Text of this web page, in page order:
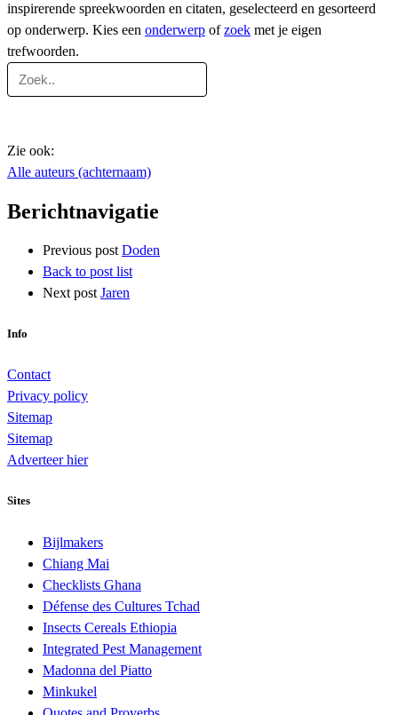
inspirerende spreekwoorden en citaten, geselecteerd en gesorteerd
op onderwerp. Kies een onderwerp ofzoek met je eigen
trefwoorden.
Zie ook:
Alle auteurs (achternaam)
Berichtnavigatie
Previous post Doden
Back to post list
Next post Jaren
Info
Contact
Privacy policy
Sitemap
Sitemap
Adverteer hier
Sites
Bijlmakers
Chiang Mai
Checklists Ghana
Défense des Cultures Tchad
Insects Cereals Ethiopia
Integrated Pest Management
Madonna del Piatto
Minkukel